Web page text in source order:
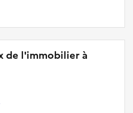
de l'immobilier à